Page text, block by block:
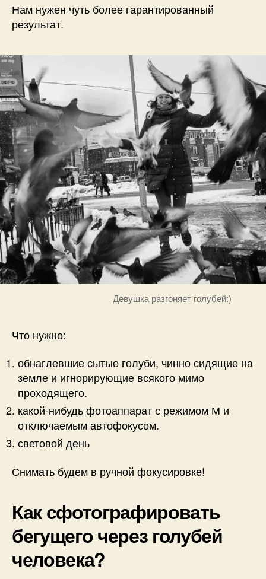
Нам нужен чуть более гарантированный
результат.
Девушка разгоняет голубей:)
Что нужно:
обнаглевшие сытые голуби, чинно сидящие на
земле и игнорирующие всякого мимо
проходящего.
какой-нибудь фотоаппарат с режимом М и
отключаемым автофокусом.
световой день
Снимать будем в ручной фокусировке!
Как сфотографировать
бегущего через голубей
человека?